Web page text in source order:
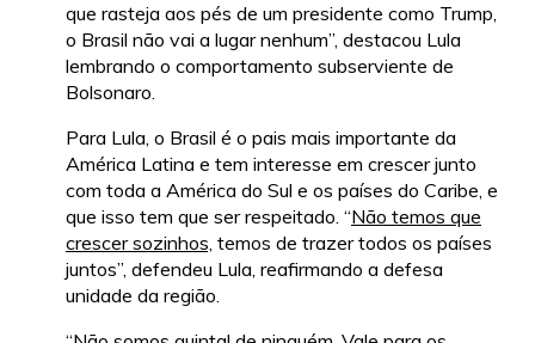
que rasteja aos pés de um presidente como Trump,
o Brasil não vai a lugar nenhum”, destacou Lula
lembrando o comportamento subserviente de
Bolsonaro.
Para Lula, o Brasil é o pais mais importante da
América Latina e tem interesse em crescer junto
com toda a América do Sul e os países do Caribe, e
que isso tem que ser respeitado. “Não temos que
crescer sozinhos, temos de trazer todos os países
juntos”, defendeu Lula, reafirmando a defesa
unidade da região.